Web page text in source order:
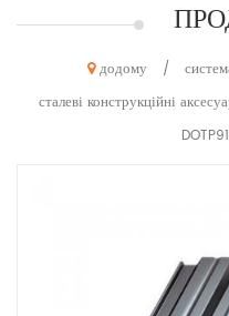
додому /
сталеві конструкційні